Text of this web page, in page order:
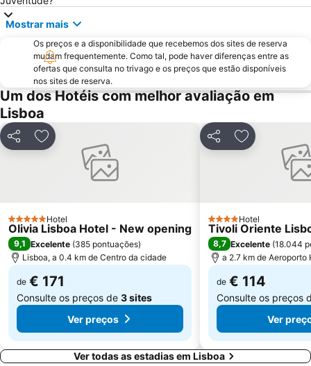
Campo Grande
Alcântara
Oceanário de Lisboa
Praia da Caparica
Chiado
Fundaçao Champalimaud
Alvalade
Praça do Rossio
Centro Comercial Vasco da Gama
Centro Colombo
Estádio José Alvalade
Galapinhos Beach
Praça do Comércio
Mostrar mais
Os preços e a disponibilidade que recebemos dos sites de reserva
mudam frequentemente. Como tal, pode haver diferenças entre as
ofertas que consulta no trivago e os preços que estão disponíveis
nos sites de reserva.
Um dos Hotéis com melhor avaliação em
Lisboa
PartilharAdicionar aos favoritos
5 EstrelasHotel
Olivia Lisboa Hotel - New opening
9,1 Excelente (385 pontuações)
Lisboa, a 0.4 km de Centro da cidade
de € 171
Consulte os preços de 3 sites
Ver preços
PartilharAdicionar
4 Estrelas
Hotel
Tivoli Oriente
8,7 Excelente (18.044
a 2.7 km de Aeroporto
de € 114
Consulte os preços
Ver
Ver todas as estadias em Lisboa